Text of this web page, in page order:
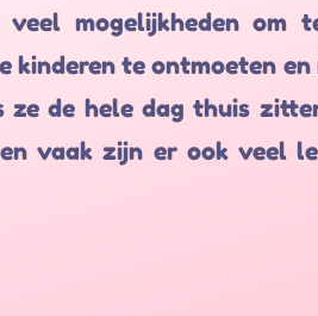
veel mogelijkheden
kinderen te ontmoeten
de hele dag thuis
vaak zijn er ook veel